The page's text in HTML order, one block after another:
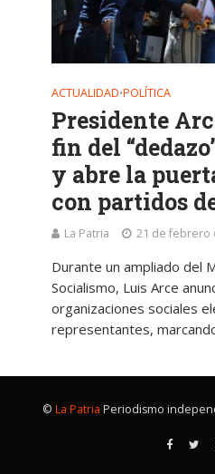
ACTUALIDAD•POLÍTICA
Presidente
fin del
y abre la
con partidos
La Patria 21 de febrero
Durante un ampliado del
Socialismo, Luis Arce
organizaciones sociales
representantes,
© La Patria Periodismo